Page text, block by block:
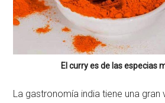
El curry es de las especias
La gastronomía india tiene una